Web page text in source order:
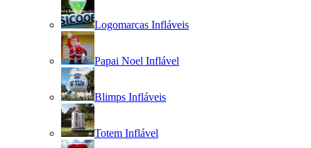
Logomarcas Infláveis
Papai Noel Inflável
Blimps Infláveis
Totem Inflável